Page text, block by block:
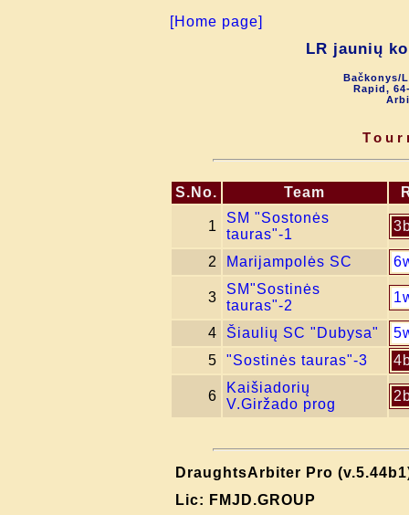
[Home page]
LR jaunių
Bačkonys/
Rapid,
S.No. Team
1
SM "Sostonės
tauras"-1
2 Marijampolės SC
3
SM"Sostinės
tauras"-2
4 Šiaulių SC "Dubysa"
5
"Sostinės tauras"-3
6
Kaišiadorių
V.Giržado prog
DraughtsArbiter Pro
Lic: FMJD.GROUP